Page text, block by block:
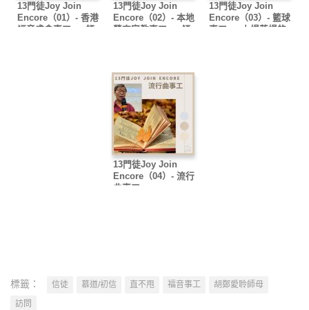
13門徒Joy Join
Encore（01）- 香港
福音盛會事工 — 領
13門徒Joy Join
Encore（02）- 本地
營商宣教事工 — 傾
13門徒Joy Join
Encore（03）- 籃球
事工 — 上場落場的
13門徒Joy Join
Encore（04）- 流行
曲事工
標籤： 信徒 慕道/初信 直不甩 福音事工
胡鄭愛聆師母
訪問